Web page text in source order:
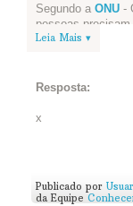
Segundo a ONU -
pessoas
mas necessitam
precisamos
o que foi
No Brasil cerca
para o lixo!
Leia Mais ▾
Resposta:
x
Publicado por
da Equipe